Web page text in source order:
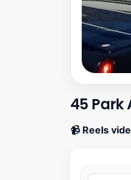
45 Park
📹 Reels